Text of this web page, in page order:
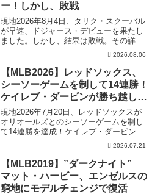
ー！しかし、敗戦
現地2026年8月4日、タリク・スクーバル
が早速、ドジャース・デビューを果たし
ました。しかし、結果は敗戦。その詳細
2026.08.06
【MLB2026】レッドソックス、
シーソーゲームを制して14連勝！
ケイレブ・ダービンが勝ち越し
HR
現地2026年7月20日、レッドソックスが
オリオールズとのシーソーゲームを制し
て14連勝を達成！ケイレブ・ダービンが
勝ち越しHRを放ちました。その詳細で
2026.07.21
【MLB2019】”ダークナイト”
マット・ハービー、エンゼルスの
窮地にモデルチェンジで復活